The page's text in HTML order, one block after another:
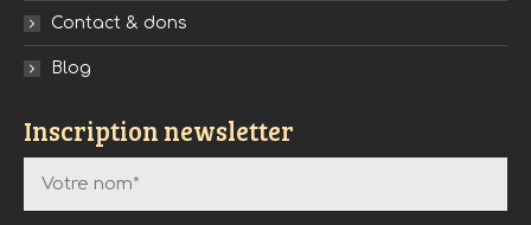
Contact & dons
Blog
Inscription newsletter